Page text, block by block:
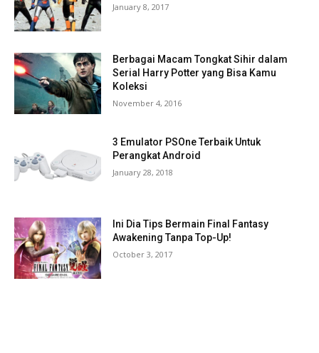
January 8, 2017
Berbagai Macam Tongkat Sihir dalam
Serial Harry Potter yang Bisa Kamu
Koleksi
November 4, 2016
3 Emulator PSOne Terbaik Untuk
Perangkat Android
January 28, 2018
Ini Dia Tips Bermain Final Fantasy
Awakening Tanpa Top-Up!
October 3, 2017